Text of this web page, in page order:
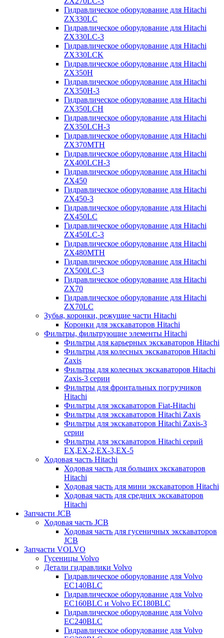
Гидравлическое оборудование для Hitachi
ZX330LC
Гидравлическое оборудование для Hitachi
ZX330LC-3
Гидравлическое оборудование для Hitachi
ZX330LCK
Гидравлическое оборудование для Hitachi
ZX350H
Гидравлическое оборудование для Hitachi
ZX350H-3
Гидравлическое оборудование для Hitachi
ZX350LCH
Гидравлическое оборудование для Hitachi
ZX350LCH-3
Гидравлическое оборудование для Hitachi
ZX370MTH
Гидравлическое оборудование для Hitachi
ZX400LCH-3
Гидравлическое оборудование для Hitachi
ZX450
Гидравлическое оборудование для Hitachi
ZX450-3
Гидравлическое оборудование для Hitachi
ZX450LC
Гидравлическое оборудование для Hitachi
ZX450LC-3
Гидравлическое оборудование для Hitachi
ZX480MTH
Гидравлическое оборудование для Hitachi
ZX500LC-3
Гидравлическое оборудование для Hitachi
ZX70
Гидравлическое оборудование для Hitachi
ZX70LC
Зубья, коронки, режущие части Hitachi
Коронки для экскаваторов Hitachi
Фильтры, фильтрующие элементы Hitachi
Фильтры для карьерных экскаваторов Hitachi
Фильтры для колесных экскаваторов Hitachi
Zaxis
Фильтры для колесных экскаваторов Hitachi
Zaxis-3 серии
Фильтры для фронтальных погрузчиков
Hitachi
Фильтры для экскаваторов Fiat-Hitachi
Фильтры для экскаваторов Hitachi Zaxis
Фильтры для экскаваторов Hitachi Zaxis-3
серии
Фильтры для экскаваторов Hitachi серий
EX,EX-2,EX-3,EX-5
Ходовая часть Hitachi
Ходовая часть для больших экскаваторов
Hitachi
Ходовая часть для мини экскаваторов Hitachi
Ходовая часть для средних экскаваторов
Hitachi
Запчасти JCB
Ходовая часть JCB
Ходовая часть для гусеничных экскаваторов
JCB
Запчасти VOLVO
Гусеницы Volvo
Детали гидравлики Volvo
Гидравлическое оборудование для Volvo
EC140BLC
Гидравлическое оборудование для Volvo
EC160BLC и Volvo EC180BLC
Гидравлическое оборудование для Volvo
EC240BLC
Гидравлическое оборудование для Volvo